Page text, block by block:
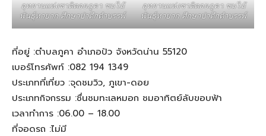
อุทยานแห่งชาติดอยภูคา ชมไม้
พันธุ์หายาก ศึกษาป่าดึกดำบรรพ์
อุทยานแห่งชาติดอยภูคา ชมไม้
พันธุ์หายาก ศึกษาป่าดึกดำบรรพ์
ที่อยู่ :ตำบลภูคา อำเภอปัว จังหวัดน่าน 55120
เบอร์โทรศัพท์ :082 194 1349
ประเภทที่เที่ยว :จุดชมวิว, ภูเขา-ดอย
ประเภทกิจกรรม :ชื่นชมทะเลหมอก ชมอาทิตย์ลับขอบฟ้า
เวลาทำการ :06.00 – 18.00
ที่จอดรถ :ไม่มี